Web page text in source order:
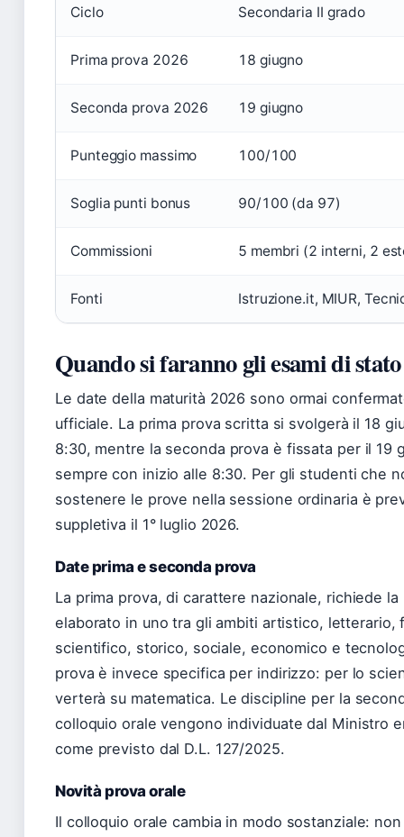
Ciclo Secondaria II grado
Prima prova 2026 18 giugno
Seconda prova 2026 19 giugno
Punteggio massimo 100/100
Soglia punti bonus 90/100 (da 97)
Commissioni 5 membri (2 interni, 2
Fonti Istruzione.it, MIUR,
Quando si faranno gli esami di
Le date della maturità 2026 sono ormai
ufficiale. La prima prova scritta si svolgerà il 18
8:30, mentre la seconda prova è fissata per il 19
sempre con inizio alle 8:30. Per gli studenti che
sostenere le prove nella sessione ordinaria è
suppletiva il 1° luglio 2026.
Date prima e seconda prova
La prima prova, di carattere nazionale, richiede
elaborato in uno tra gli ambiti artistico, letterario,
scientifico, storico, sociale, economico e
prova è invece specifica per indirizzo: per lo
verterà su matematica. Le discipline per la
colloquio orale vengono individuate dal Ministro
come previsto dal D.L. 127/2025.
Novità prova orale
Il colloquio orale cambia in modo sostanziale: